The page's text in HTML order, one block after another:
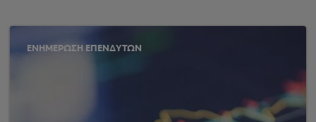
ΕΝΗΜΕΡΩΣΗ ΕΠΕΝΔΥΤΩΝ